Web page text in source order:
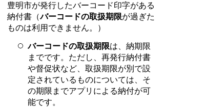
豊明市が発行したバーコード印字がある
納付書（バーコードの取扱期限が過ぎた
ものは利用できません。）
バーコードの取扱期限は、納期限
までです。ただし、再発行納付書
や督促状など、取扱期限が別で設
定されているものについては、そ
の期限までアプリによる納付が可
能です。